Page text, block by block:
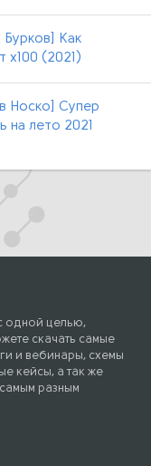
Бурков] Как
x100 (2021)
Носко] Супер
на лето 2021
одной целью,
скачать самые
и вебинары, схемы
кейсы, а так же
разным